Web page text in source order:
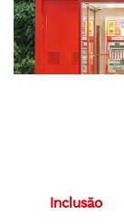
Inclusão